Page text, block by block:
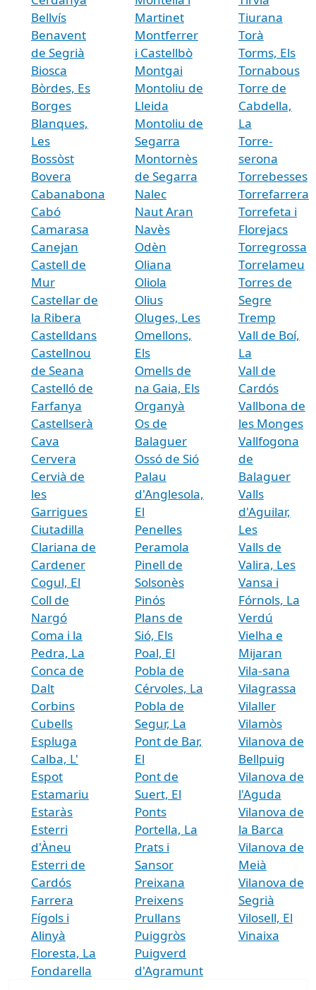
Bellvís
Benavent
de Segrià
Biosca
Bòrdes, Es
Borges
Blanques,
Les
Bossòst
Bovera
Cabanabona
Cabó
Camarasa
Canejan
Castell de
Mur
Castellar de
la Ribera
Castelldans
Castellnou
de Seana
Castelló de
Farfanya
Castellserà
Cava
Cervera
Cervià de
les
Garrigues
Ciutadilla
Clariana de
Cardener
Cogul, El
Coll de
Nargó
Coma i la
Pedra, La
Conca de
Dalt
Corbins
Cubells
Espluga
Calba, L'
Espot
Estamariu
Estaràs
Esterri
d'Àneu
Esterri de
Cardós
Farrera
Fígols i
Alinyà
Floresta, La
Fondarella
Martinet
Montferrer
i Castellbò
Montgai
Montoliu de
Lleida
Montoliu de
Segarra
Montornès
de Segarra
Nalec
Naut Aran
Navès
Odèn
Oliana
Oliola
Olius
Oluges, Les
Omellons,
Els
Omells de
na Gaia, Els
Organyà
Os de
Balaguer
Ossó de Sió
Palau
d'Anglesola,
El
Penelles
Peramola
Pinell de
Solsonès
Pinós
Plans de
Sió, Els
Poal, El
Pobla de
Cérvoles, La
Pobla de
Segur, La
Pont de Bar,
El
Pont de
Suert, El
Ponts
Portella, La
Prats i
Sansor
Preixana
Preixens
Prullans
Puiggròs
Puigverd
d'Agramunt
Tiurana
Torà
Torms, Els
Tornabous
Torre de
Cabdella,
La
Torre-
serona
Torrebesses
Torrefarrera
Torrefeta i
Florejacs
Torregrossa
Torrelameu
Torres de
Segre
Tremp
Vall de Boí,
La
Vall de
Cardós
Vallbona de
les Monges
Vallfogona
de
Balaguer
Valls
d'Aguilar,
Les
Valls de
Valira, Les
Vansa i
Fórnols, La
Verdú
Vielha e
Mijaran
Vila-sana
Vilagrassa
Vilaller
Vilamòs
Vilanova de
Bellpuig
Vilanova de
l'Aguda
Vilanova de
la Barca
Vilanova de
Meià
Vilanova de
Segrià
Vilosell, El
Vinaixa